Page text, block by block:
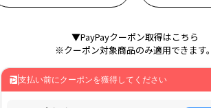
▼PayPayクーポン取得はこちら
※クーポン対象商品のみ適用できます。